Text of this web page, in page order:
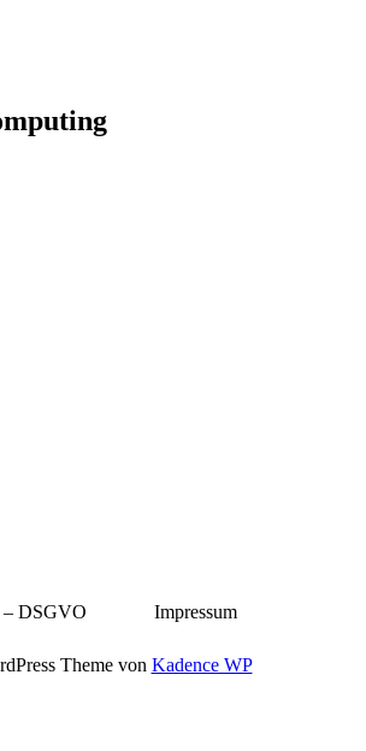
– DSGVO Impressum
Theme von Kadence WP